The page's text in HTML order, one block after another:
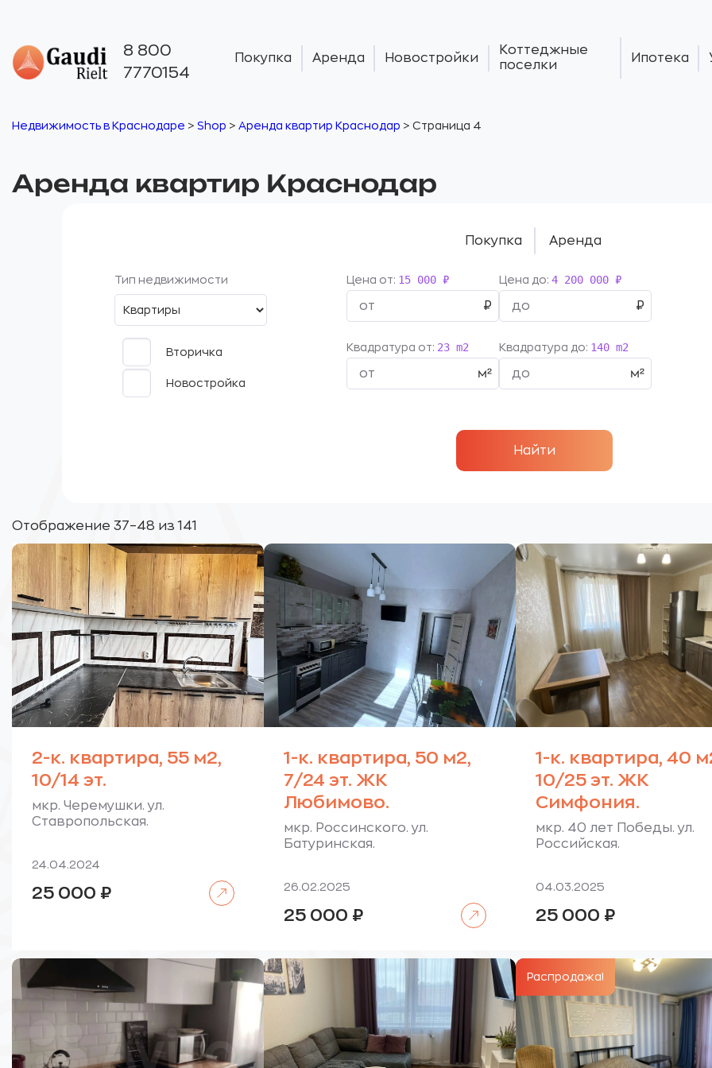
8 800
7770154
Покупка Аренда Новостройки
Коттеджные
поселки
Ипотека
Недвижимость в Краснодаре > Shop > Аренда квартир Краснодар > Страница 4
Аренда квартир Краснодар
Покупка Аренда
Тип недвижимости
Вторичка
Новостройка
Цена от: 15 000 ₽ Цена до: 4 200 000 ₽
Квадратура от: 23 m2 Квадратура до: 140 m2
Найти
Отображение 37–48 из 141
2-к. квартира, 55 м2,
10/14 эт.
мкр. Черемушки. ул.
Ставропольская.
24.04.2024
25 000 ₽
1-к. квартира, 50 м2,
7/24 эт. ЖК
Любимово.
мкр. Россинского. ул.
Батуринская.
26.02.2025
25 000 ₽
1-к. квартира, 40
10/25 эт. ЖК
Симфония.
мкр. 40 лет Победы. ул.
Российская.
04.03.2025
25 000 ₽
Распродажа!